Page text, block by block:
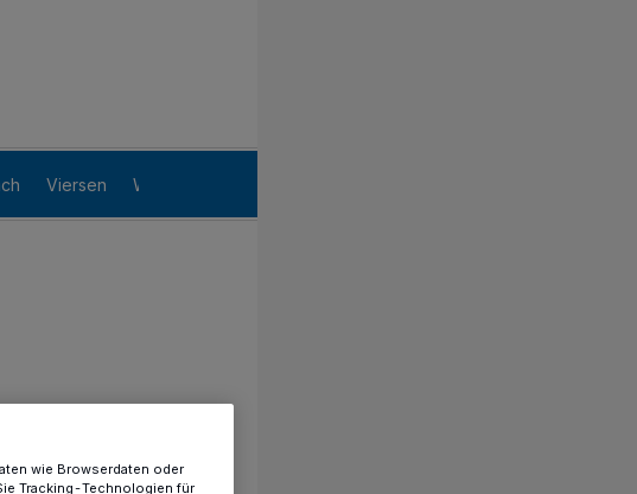
Viersen Willich
wie Browserdaten oder
Tracking-Technologien für